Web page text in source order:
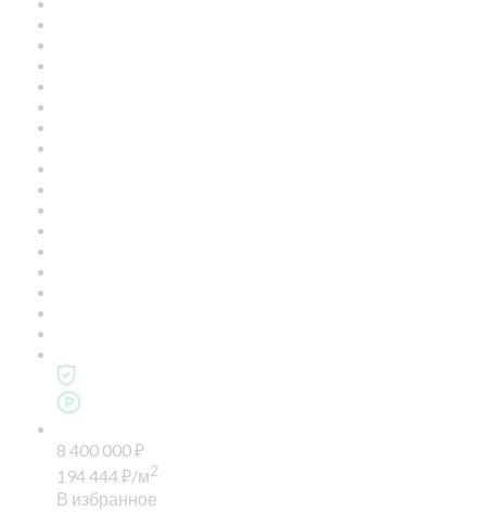
8 400 000₽
194 444₽/м2
В избранное